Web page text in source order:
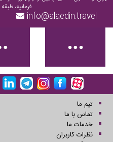
فرمانیه، طبقه 7، واحد 5 , 6
info@alaedin.travel
تیم ما
تماس با ما
خدمات ما
نظرات کاربران